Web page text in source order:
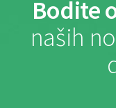
Bodite
naših